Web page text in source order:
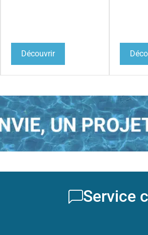
Découvrir
Service